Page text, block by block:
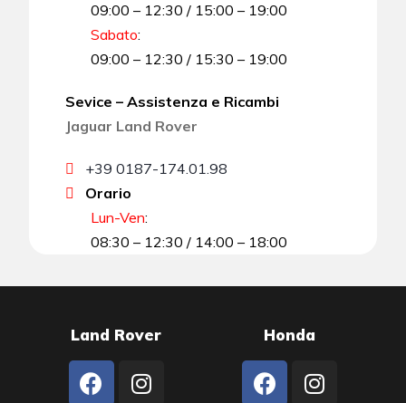
09:00 – 12:30 / 15:00 – 19:00
Sabato:
09:00 – 12:30 / 15:30 – 19:00
Sevice – Assistenza e Ricambi
Jaguar Land Rover
+39 0187-174.01.98
Orario
Lun-Ven:
08:30 – 12:30 / 14:00 – 18:00
Land Rover Honda